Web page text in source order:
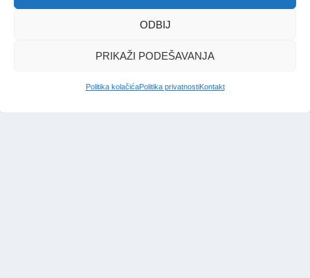
ODBIJ
PRIKAŽI PODEŠAVANJA
Politika kolačićaPolitika privatnostiKontakt